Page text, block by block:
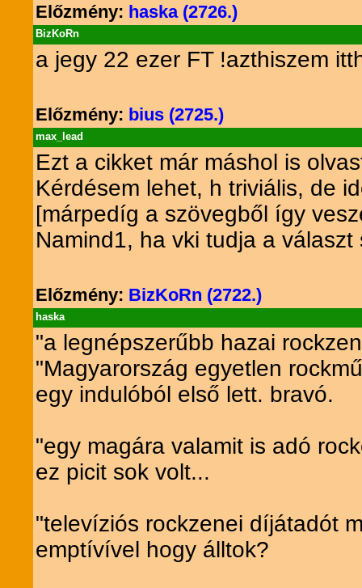
Előzmény: haska (2726.)
BizKoRn
a jegy 22 ezer FT !azthiszem
Előzmény: bius (2725.)
max_lead
Ezt a cikket már máshol is
Kérdésem lehet, h triviális, de
[márpedíg a szövegből így
Namind1, ha vki tudja a
Előzmény: BizKoRn (2722.)
haska
"a legnépszerűbb hazai
"Magyarország egyetlen
egy indulóból első lett. bravó.
"egy magára valamit is adó
ez picit sok volt...
"televíziós rockzenei díjátadót
emptívível hogy álltok?